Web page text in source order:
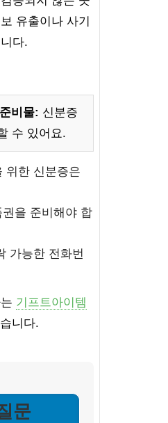
유출이나 사기
다.
비물: 신분증
수 있어요.
위한 신분증은
을 준비해야 합
가능한 전화번
기프트아이템
니다.
문